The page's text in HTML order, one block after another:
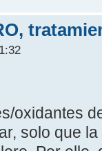
oxidantes
solo que